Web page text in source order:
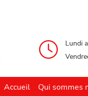
Lundi
Accueil Qui sommes